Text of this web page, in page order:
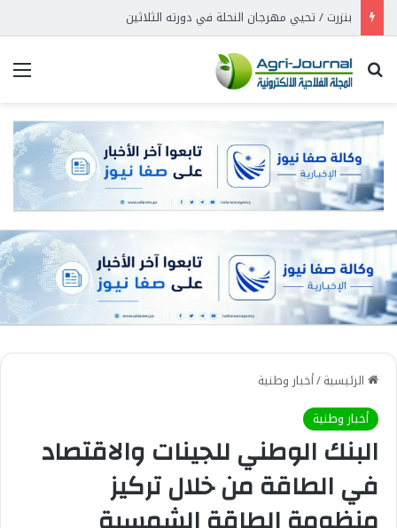
بنزرت / تحيي مهرجان النحلة في دورته الثلاثين
بحث عن
الرئيسية/أخبار وطنية
أخبار وطنية
البنك الوطني للجينات والاقتصاد
في الطاقة من خلال تركيز